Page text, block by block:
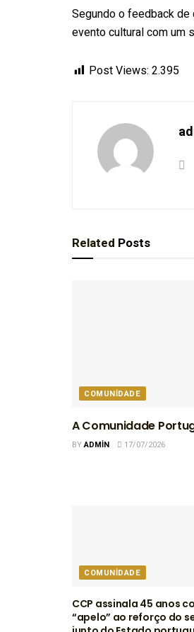
Segundo o feedback de
evento cultural com um
Post Views: 2.395
Related Posts
COMUNIDADE
A Comunidade
BYADMIN 17/07/2026
COMUNIDADE
CCP assinala 45 anos
“apelo” ao reforço do